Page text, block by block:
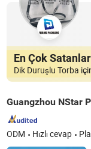
En Çok Satanlar
Dik Duruşlu Torba
Guangzhou NStar
ODM Hızlı cevap Plastik